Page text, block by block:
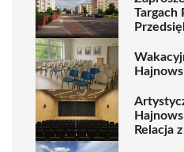
Targach
Relacja